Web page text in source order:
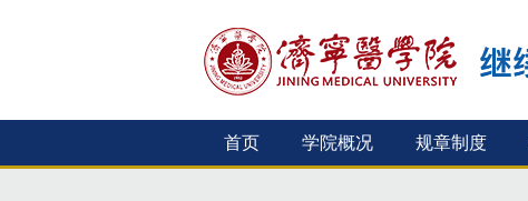
首页 学院概况 规章制度